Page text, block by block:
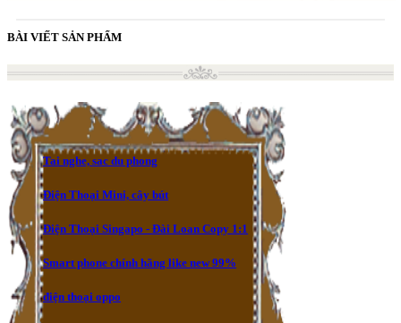
BÀI VIẾT SẢN PHẨM
Tai nghe, sac du phong
Điện Thoại Mini, cây bút
Điện Thoại Singapo - Đài Loan Copy 1:1
Smart phone chính hãng like new 99%
điện thoại oppo